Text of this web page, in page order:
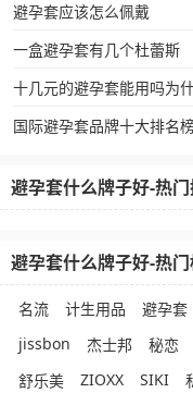
避孕套应该怎么佩戴
一盒避孕套有几个杜蕾斯
十几元的避孕套能用吗为
国际避孕套品牌十大排名
避孕套什么牌子好-热
避孕套什么牌子好-热
名流 计生用品 避孕套
jissbon
杰士邦 秘恋
舒乐美
ZIOXX SIKI